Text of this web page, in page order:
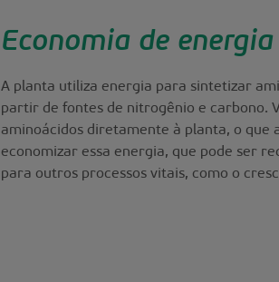
Economia de energia
A planta utiliza energia para sintetizar
partir de fontes de nitrogênio e carbono.
aminoácidos diretamente à planta, o que
economizar essa energia, que pode ser
para outros processos vitais, como o